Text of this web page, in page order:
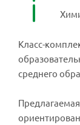
Класс-
среднего